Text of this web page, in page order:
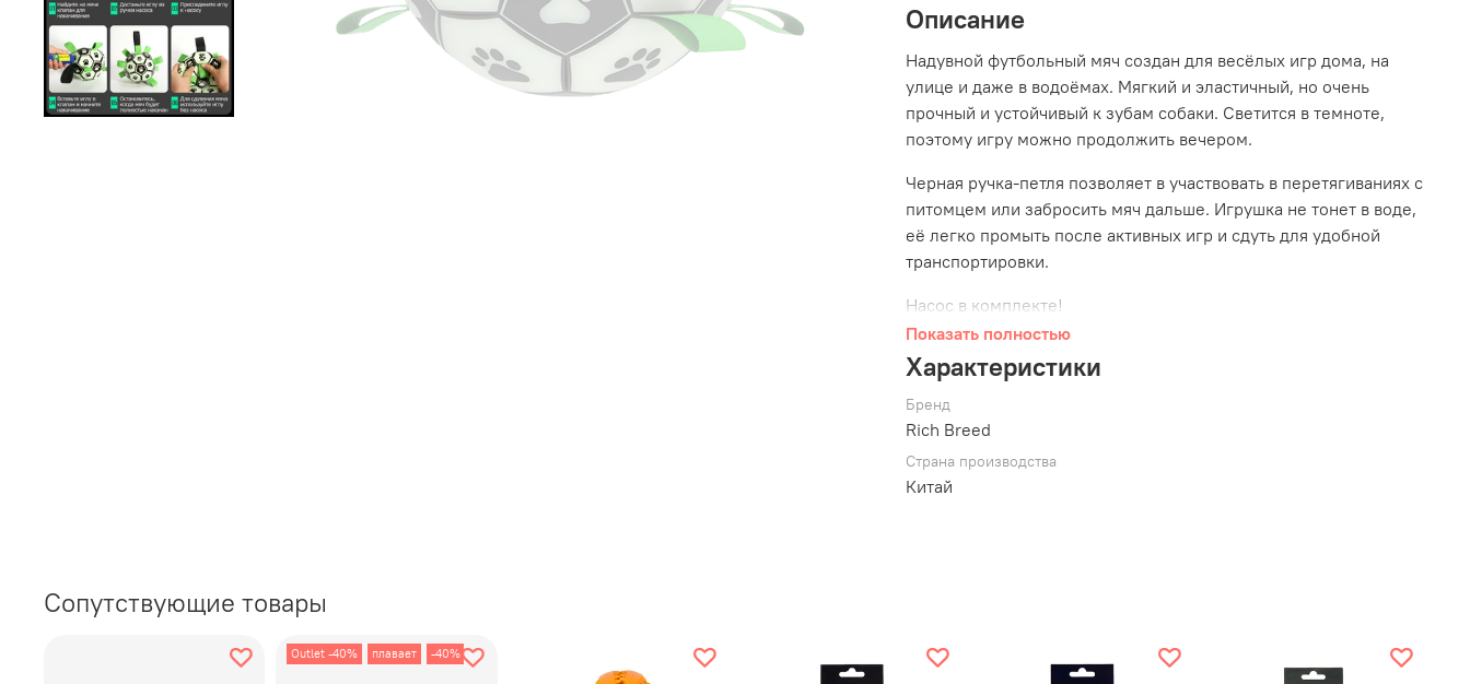
Описание
Надувной футбольный мяч создан для весёлых игр дома, на
улице и даже в водоёмах. Мягкий и эластичный, но очень
прочный и устойчивый к зубам собаки. Светится в темноте,
поэтому игру можно продолжить вечером.
Черная ручка-петля позволяет в участвовать в перетягиваниях с
питомцем или забросить мяч дальше. Игрушка не тонет в воде,
её легко промыть после активных игр и сдуть для удобной
транспортировки.
Насос в комплекте!
Прочный материал
Светится в темноте
Насос в комплекте
питомца в безопасности. Стоит прекратить игру, если игрушка
начала разрушаться.
Показать полностью
Характеристики
Бренд
Rich Breed
Страна производства
Китай
Сопутствующие товары
Outlet -40% плавает -40%